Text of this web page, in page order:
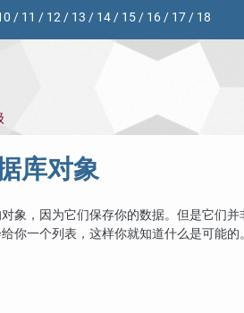
/ 11 / 12/ 13 / 14/ 15/ 16/ 17/ 18
库对象
象，因为它们保存你的数据。但是它们
你一个列表，这样你就知道什么是可能的。